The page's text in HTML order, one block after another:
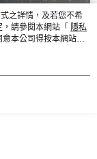
之詳情，及若您不希
請參閱本網站「 隱私
本公司得按本網站使